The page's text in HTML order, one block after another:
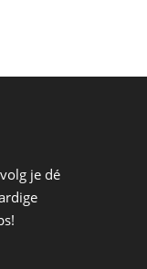
je dé